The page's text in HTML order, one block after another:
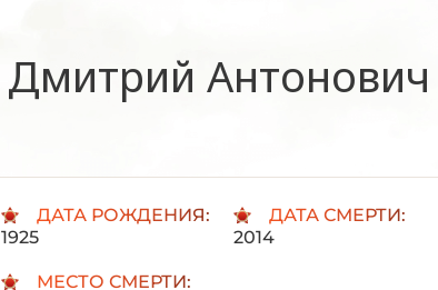
Дмитрий Антонович
ДАТА РОЖДЕНИЯ:
1925
ДАТА СМЕРТИ:
2014
МЕСТО СМЕРТИ: